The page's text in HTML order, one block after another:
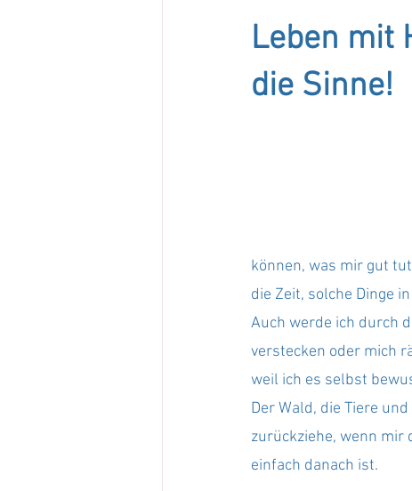
Leben mit
die Sinne!
können, was mir gut
die Zeit, solche Dinge
Auch werde ich durch
verstecken oder mich
weil ich es selbst
Der Wald, die Tiere
zurückziehe, wenn mir
einfach danach ist.